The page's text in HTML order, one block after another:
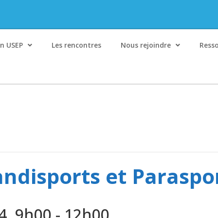
USEP Les rencontres Nous rejoindre
et